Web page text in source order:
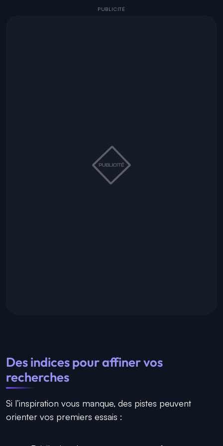
Des indices pour affiner vos
recherches
Si l’inspiration vous manque, des pistes peuvent
orienter vos premiers essais :